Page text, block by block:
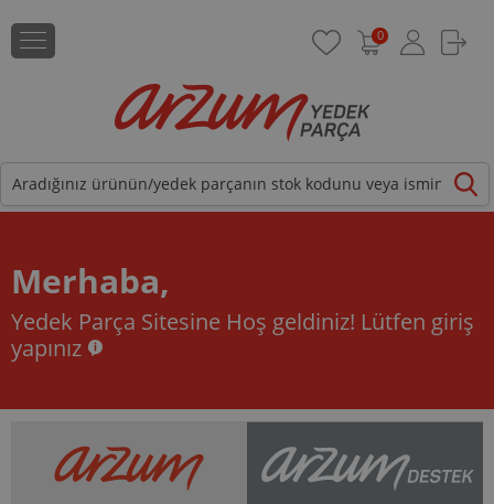
0
Merhaba,
Yedek Parça Sitesine Hoş geldiniz! Lütfen giriş
yapınız